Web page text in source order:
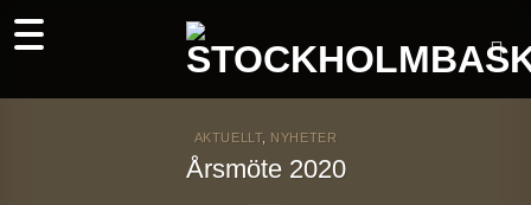
to
AKTUELLT, NYHETER
Årsmöte 2020